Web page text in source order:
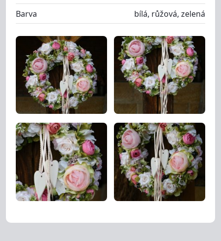
Barva
bílá, růžová, zelená